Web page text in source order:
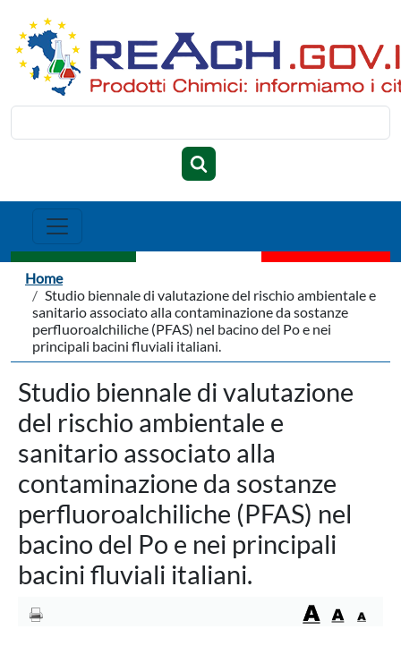
Briciole di pane
Home
Studio biennale di valutazione del rischio ambientale e
sanitario associato alla contaminazione da sostanze
perfluoroalchiliche (PFAS) nel bacino del Po e nei
principali bacini fluviali italiani.
Studio biennale di valutazione
del rischio ambientale e
sanitario associato alla
contaminazione da sostanze
perfluoroalchiliche (PFAS) nel
bacino del Po e nei principali
bacini fluviali italiani.